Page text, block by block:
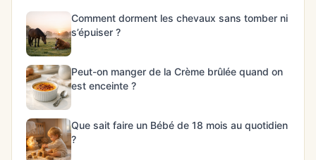
Comment dorment les chevaux sans tomber ni
s’épuiser ?
Peut-on manger de la Crème brûlée quand on
est enceinte ?
Que sait faire un Bébé de 18 mois au quotidien
?